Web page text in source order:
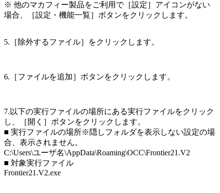
※ 他のマカフィー製品をご利用で［設定］アイコンがない
場合、［設定・機能一覧］ボタンをクリックします。
5.［除外するファイル］をクリックします。
6.［ファイルを追加］ボタンをクリックします。
7.以下の実行ファイルの場所にある実行ファイルをクリック
し、［開く］ボタンをクリックします。
■ 実行ファイルの場所※隠しフォルダを表示しない設定の場
合、表示されません。
C:\Users\ユーザ名\AppData\Roaming\OCC\Frontier21.V2
■ 対象実行ファイル
Frontier21.V2.exe